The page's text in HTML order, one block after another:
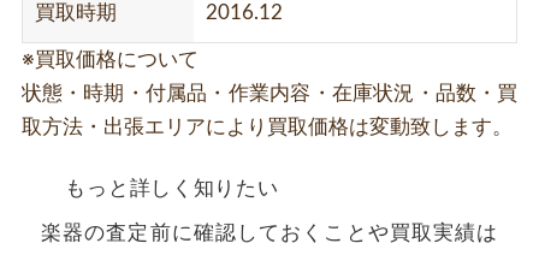
買取時期 2016.12
※買取価格について
状態・時期・付属品・作業内容・在庫状況・品数・買
取方法・出張エリアにより買取価格は変動致します。
もっと詳しく知りたい
楽器の査定前に確認しておくことや買取実績は